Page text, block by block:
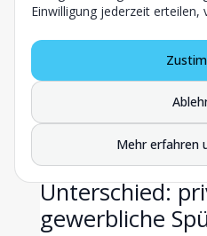
Gutes gewerbliches
fällt mit klaren Abläufen
Dokumentation. Genau
Checklisten und digitaler
vereinfachen.
Unterschied:
gewerbliche
Einwilligung jederzeit
Mehr erfahren